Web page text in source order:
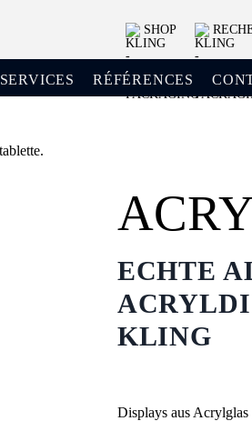
SHOP
SERVICES RÉFÉRENCES
ECHTE
KLING
Displays aus Acrylglas